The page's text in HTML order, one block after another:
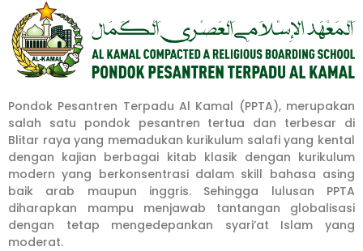
Pondok Pesantren Terpadu Al Kamal (PPTA), merupakan
salah satu pondok pesantren tertua dan terbesar di
Blitar raya yang memadukan kurikulum salafi yang kental
dengan kajian berbagai kitab klasik dengan kurikulum
modern yang berkonsentrasi dalam skill bahasa asing
baik arab maupun inggris. Sehingga lulusan PPTA
diharapkan mampu menjawab tantangan globalisasi
dengan tetap mengedepankan syari’at Islam yang
moderat.